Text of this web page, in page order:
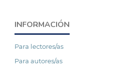
INFORMACIÓN
Para lectores/as
Para autores/as